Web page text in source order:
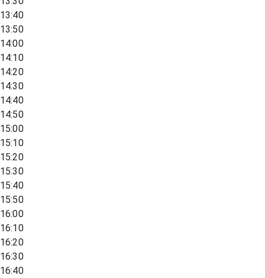
13:40
13:50
14:00
14:10
14:20
14:30
14:40
14:50
15:00
15:10
15:20
15:30
15:40
15:50
16:00
16:10
16:20
16:30
16:40